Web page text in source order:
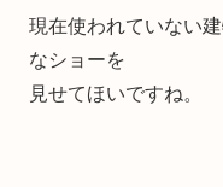
現在使われていない
なショーを
見せてほいですね。